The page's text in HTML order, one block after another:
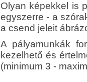
Olyan képekkel is
egyszerre - a
a csend jeleit
A pályamunkák
kezelhető és
(minimum 3 -